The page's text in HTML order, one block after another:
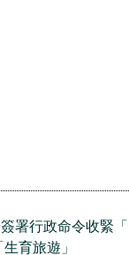
署行政命令收緊
育旅遊」